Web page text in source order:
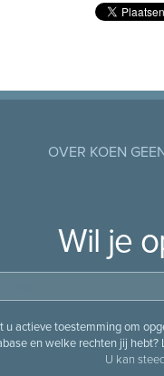
OVER KOEN
Wil je
actieve toestemming om
en welke rechten jij hebt?
U kan